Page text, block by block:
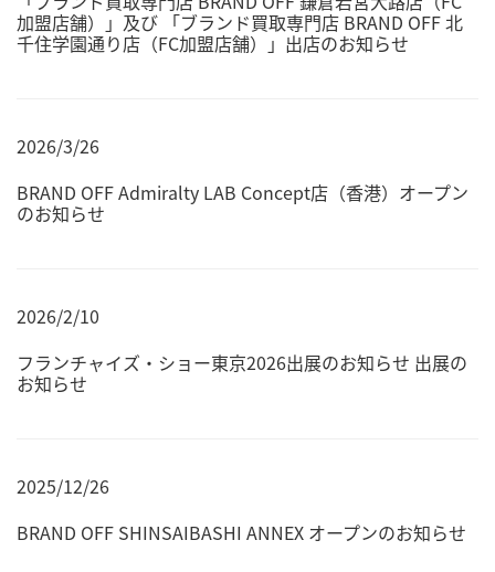
加盟店舗）」及び 「ブランド買取専門店 BRAND OFF 北
千住学園通り店（FC加盟店舗）」出店のお知らせ
2026/3/26
BRAND OFF Admiralty LAB Concept店（香港）オープン
のお知らせ
2026/2/10
フランチャイズ・ショー東京2026出展のお知らせ 出展の
お知らせ
2025/12/26
BRAND OFF SHINSAIBASHI ANNEX オープンのお知らせ